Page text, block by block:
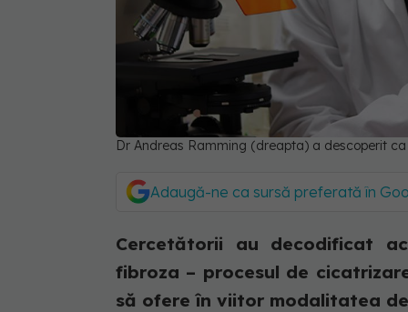
Dr Andreas Ramming (dreapta) a descoperit
Adaugă-ne ca sursă preferată în
Cercetătorii au decodificat
fibroza – procesul de
să ofere în viitor modalitatea